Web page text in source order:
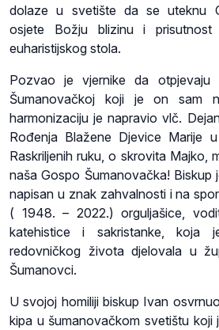
dolaze u svetište da se uteknu
osjete Božju blizinu i
euharistijskog stola.
Pozvao je vjernike da otpjevaju
Šumanovačkoj koji je on sam
harmonizaciju je napravio vlč.
Rođenja Blažene Djevice Marije
Raskriljenih ruku, o skrovita Majko,
naša Gospo Šumanovačka! Biskup
napisan u znak zahvalnosti i na
( 1948. – 2022.) orguljašice,
katehistice i sakristanke, koja
redovničkog života djelovala u
Šumanovci.
U svojoj homiliji biskup Ivan
kipa u šumanovačkom svetištu koji